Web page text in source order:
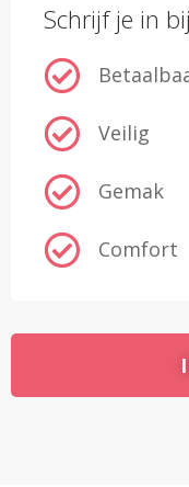
Schrijf je in
Veilig
Gemak
Comfort